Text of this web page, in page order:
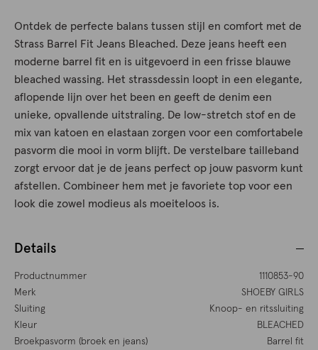
Ontdek de perfecte balans tussen stijl en comfort met de
Strass Barrel Fit Jeans Bleached. Deze jeans heeft een
moderne barrel fit en is uitgevoerd in een frisse blauwe
bleached wassing. Het strassdessin loopt in een elegante,
aflopende lijn over het been en geeft de denim een
unieke, opvallende uitstraling. De low-stretch stof en de
mix van katoen en elastaan zorgen voor een comfortabele
pasvorm die mooi in vorm blijft. De verstelbare tailleband
zorgt ervoor dat je de jeans perfect op jouw pasvorm kunt
afstellen. Combineer hem met je favoriete top voor een
look die zowel modieus als moeiteloos is.
Details
Productnummer
1110853-90
Merk
SHOEBY GIRLS
Sluiting
Knoop- en ritssluiting
Kleur
BLEACHED
Broekpasvorm (broek en jeans)
Barrel fit